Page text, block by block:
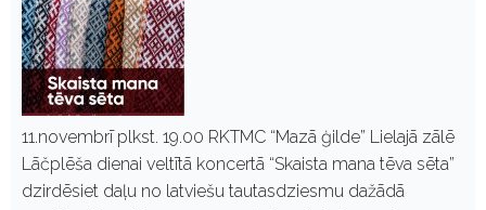
11.novembrī plkst. 19.00 RKTMC “Mazā ģilde” Lielajā zālē
Lāčplēša dienai veltītā koncertā “Skaista mana tēva sēta”
dzirdēsiet daļu no latviešu tautasdziesmu dažādā